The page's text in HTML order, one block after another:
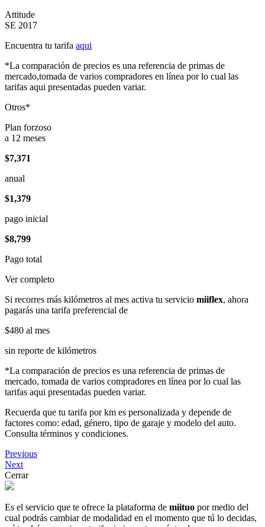
Attitude
SE 2017
Encuentra tu tarifa aqui
*La comparación de precios es una referencia de primas de
mercado,tomada de varios compradores en línea por lo cual las
tarifas aqui presentadas pueden variar.
Otros*
Plan forzoso
a 12 meses
$7,371
anual
$1,379
pago inicial
$8,799
Pago total
Ver completo
Si recorres más kilómetros al mes activa tu servicio miiflex, ahora
pagarás una tarifa preferencial de
$480 al mes
sin reporte de kilómetros
*La comparación de precios es una referencia de primas de
mercado, tomada de varios compradores en línea por lo cual las
tarifas aqui presentadas pueden variar.
Recuerda que tu tarifa por km es personalizada y depende de
factores como: edad, género, tipo de garaje y modelo del auto.
Consulta términos y condiciones.
Previous
Next
Cerrar
Es el servicio que te ofrece la plataforma de miituo por medio del
cual podrás cambiar de modalidad en el momento que tú lo decidas,